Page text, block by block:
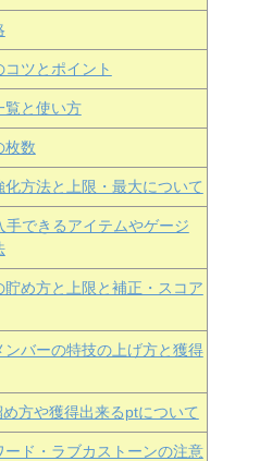
ツとポイント
覧と使い方
枚数
方法と上限・最大について
手できるアイテムやゲージ
め方と上限と補正・スコア
バーの特技の上げ方と獲得
方や獲得出来るptについて
ド・ラブカストーンの注意